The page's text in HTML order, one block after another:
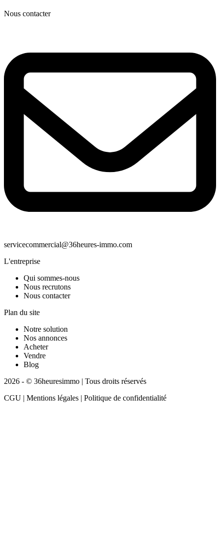
Nous contacter
servicecommercial@36heures-immo.com
L'entreprise
Qui sommes-nous
Nous recrutons
Nous contacter
Plan du site
Notre solution
Nos annonces
Acheter
Vendre
Blog
2026 - © 36heuresimmo | Tous droits réservés
CGU | Mentions légales | Politique de confidentialité